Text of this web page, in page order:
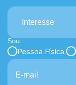
Interesse
Sou:
Pessoa Física